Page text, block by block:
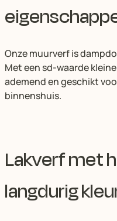
Onze muurverf is
Met een sd-waarde
ademend en geschikt
binnenshuis.
Lakverf met
langdurig